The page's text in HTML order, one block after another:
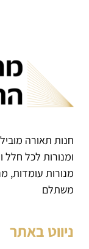
חנות תאורה
ומנורות לכל חלל
מנורות עומדות,
משתלם
ניווט באתר